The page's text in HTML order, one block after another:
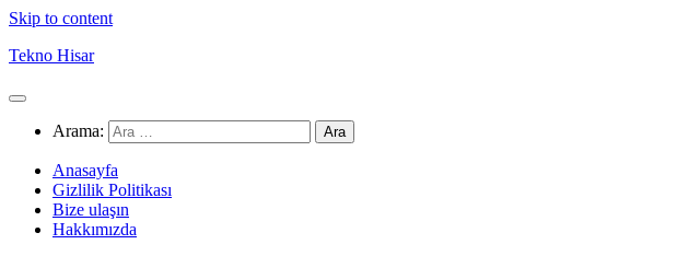
Skip to content
Tekno Hisar
Arama:
Anasayfa
Gizlilik Politikası
Bize ulaşın
Hakkımızda